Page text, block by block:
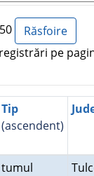
pe
Tip
(ascendent)
tumul